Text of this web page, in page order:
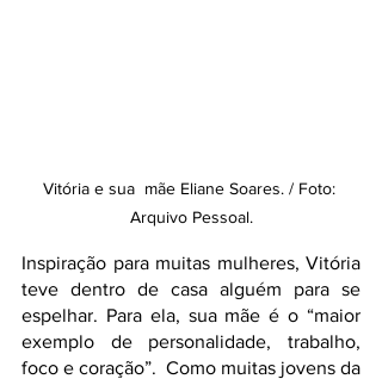
Vitória e sua  mãe Eliane Soares. / Foto:
Arquivo Pessoal.
Inspiração para muitas mulheres, Vitória
teve dentro de casa alguém para se
espelhar. Para ela, sua mãe é o “maior
exemplo de personalidade, trabalho,
foco e coração”.  Como muitas jovens da